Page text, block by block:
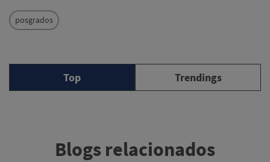
posgrados
Top Trendings
Blogs relacionados